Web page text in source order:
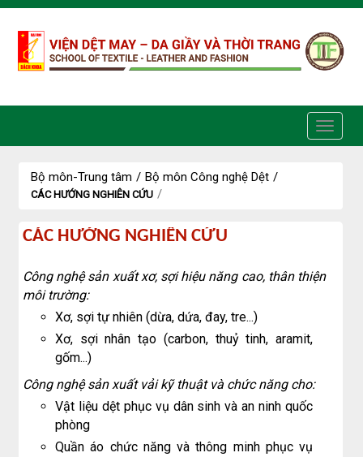
Truy cập nội dung luôn
Bộ môn-Trung tâm / Bộ môn Công nghệ Dệt /
CÁC HƯỚNG NGHIÊN CỨU /
các
nghiên
cứu
CÁC HƯỚNG NGHIÊN CỨU
Công nghệ sản xuất xơ, sợi hiệu năng cao, thân thiện
môi trường:
Xơ, sợi tự nhiên (dừa, dứa, đay, tre...)
Xơ, sợi nhân tạo (carbon, thuỷ tinh, aramit,
gốm...)
Công nghệ sản xuất vải kỹ thuật và chức năng cho:
Vật liệu dệt phục vụ dân sinh và an ninh quốc
phòng
Quần áo chức năng và thông minh phục vụ